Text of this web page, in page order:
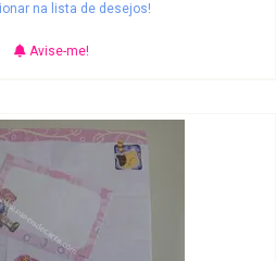
na lista de desejos!
Avise-me!